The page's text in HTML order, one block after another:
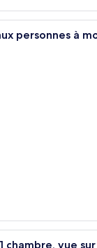
Une
personnes à
Une
chambre, vue